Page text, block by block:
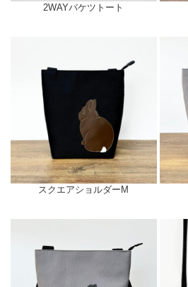
2WAYバケツトート
スクエアショルダーM